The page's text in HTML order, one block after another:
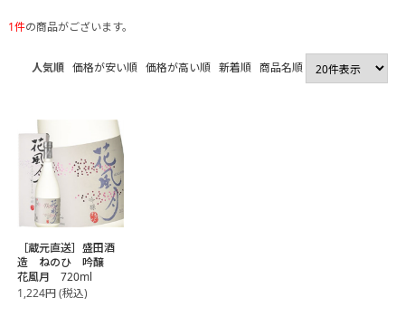
1件の商品がございます。
人気順 価格が安い順 価格が高い順 新着順 商品名順
［蔵元直送］盛田酒
造 ねのひ 吟醸
花風月 720ml
1,224円(税込)